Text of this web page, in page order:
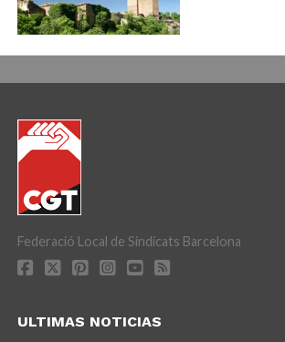
Federació Local de Sindicats Barcelona
ULTIMAS NOTICIAS